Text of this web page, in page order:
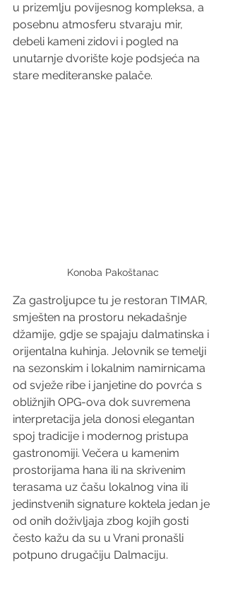
u prizemlju povijesnog kompleksa, a
posebnu atmosferu stvaraju mir,
debeli kameni zidovi i pogled na
unutarnje dvorište koje podsjeća na
stare mediteranske palače.
Konoba Pakoštanac
Za gastroljupce tu je restoran TIMAR,
smješten na prostoru nekadašnje
džamije, gdje se spajaju dalmatinska i
orijentalna kuhinja. Jelovnik se temelji
na sezonskim i lokalnim namirnicama
od svježe ribe i janjetine do povrća s
obližnjih OPG-ova dok suvremena
interpretacija jela donosi elegantan
spoj tradicije i modernog pristupa
gastronomiji. Večera u kamenim
prostorijama hana ili na skrivenim
terasama uz čašu lokalnog vina ili
jedinstvenih signature koktela jedan je
od onih doživljaja zbog kojih gosti
često kažu da su u Vrani pronašli
potpuno drugačiju Dalmaciju.